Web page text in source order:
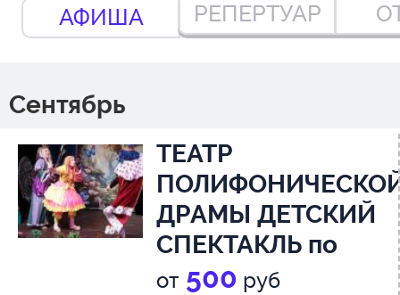
АФИША РЕПЕРТУАР
Сентябрь
ТЕАТР
ДРАМЫ ДЕТСКИЙ
СПЕКТАКЛЬ по
сказкам Шарля
от 500 руб